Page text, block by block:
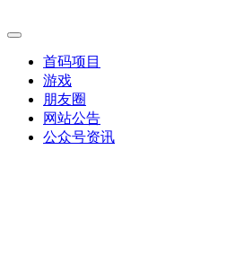
首码项目
游戏
朋友圈
网站公告
公众号资讯